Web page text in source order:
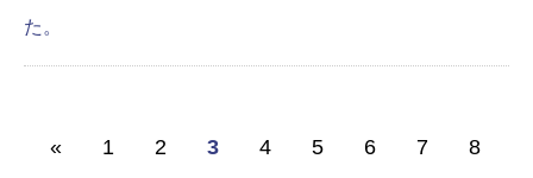
た。
« 1 2 3 4 5 6 7
8